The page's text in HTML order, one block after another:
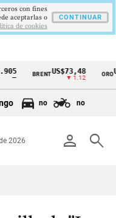
BRENTUS$73,48
▼ 1.12
ORO
no no
person search
2026
con fines
aceptarlas o
de cookies
CONTINUAR